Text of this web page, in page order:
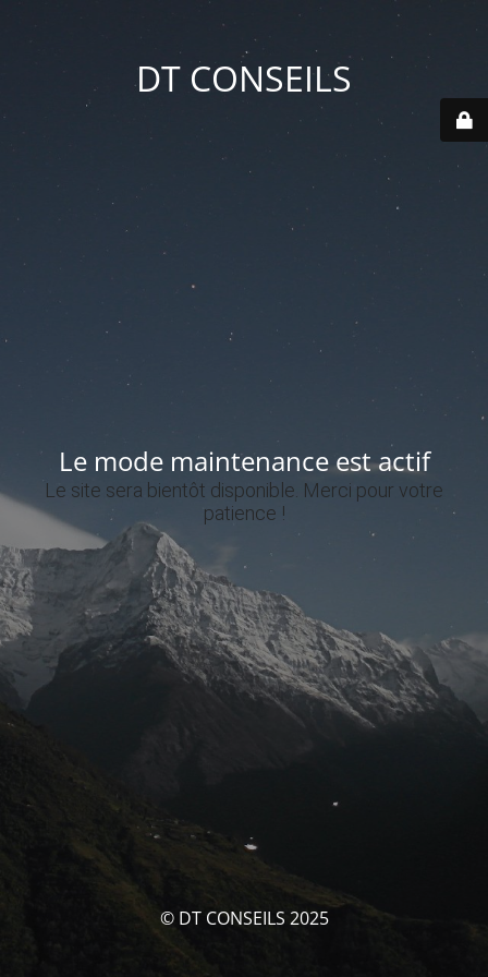
DT CONSEILS
Le mode maintenance est actif
Le site sera bientôt disponible. Merci pour votre
patience !
© DT CONSEILS 2025